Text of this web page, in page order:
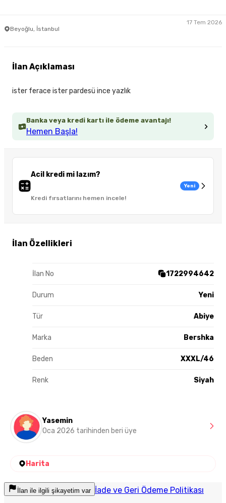
Beyoğlu, İstanbul
17 Tem 2026
Banka veya kredi kartı ile ödeme avantajı!
Hemen Başla!
Acil kredi mi lazım?
Kredi fırsatlarını hemen incele!
Yeni
İlan Özellikleri
İlan No 1722994642
Durum Yeni
Tür Abiye
Marka Bershka
Beden XXXL/46
Renk Siyah
İlan Açıklaması
ister ferace ister pardesü ince yazlık
Yasemin
Oca 2026 tarihinden beri üye
Harita
İlan ile ilgili şikayetim var İade ve Geri Ödeme Politikası